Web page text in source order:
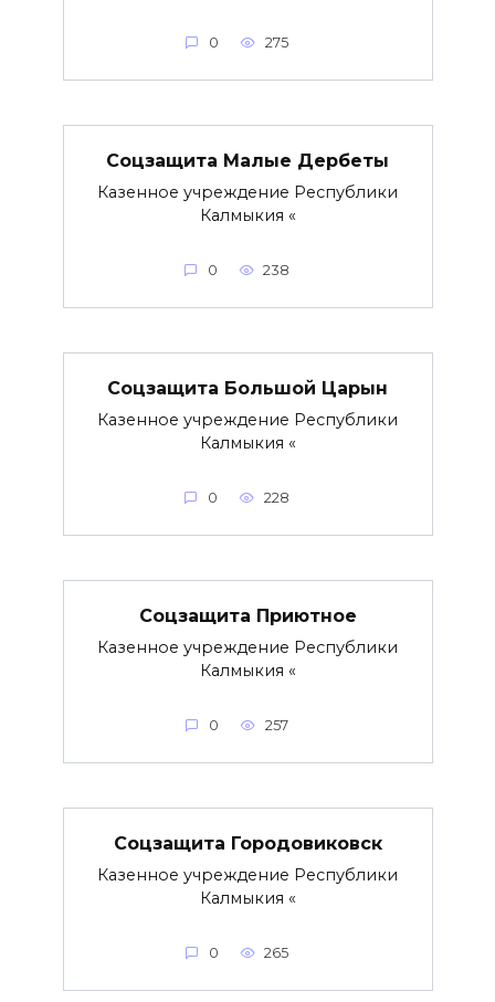
0 275
Соцзащита Малые Дербеты
Казенное учреждение Республики
Калмыкия «
0 238
Соцзащита Большой Царын
Казенное учреждение Республики
Калмыкия «
0 228
Соцзащита Приютное
Казенное учреждение Республики
Калмыкия «
0 257
Соцзащита Городовиковск
Казенное учреждение Республики
Калмыкия «
0 265